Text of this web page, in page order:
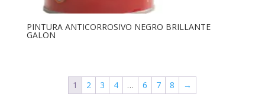
PINTURA ANTICORROSIVO NEGRO BRILLANTE
GALON
1 2 3 4 … 6 7 8 →